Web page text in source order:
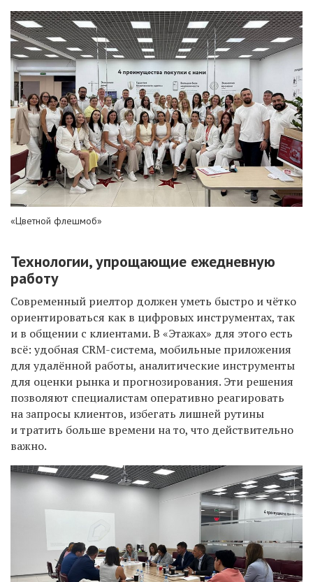
«Цветной флешмоб»
Технологии, упрощающие ежедневную
работу
Современный риелтор должен уметь быстро и чётко
ориентироваться как в цифровых инструментах, так
и в общении с клиентами. В «Этажах» для этого есть
всё: удобная CRM-система, мобильные приложения
для удалённой работы, аналитические инструменты
для оценки рынка и прогнозирования. Эти решения
позволяют специалистам оперативно реагировать
на запросы клиентов, избегать лишней рутины
и тратить больше времени на то, что действительно
важно.